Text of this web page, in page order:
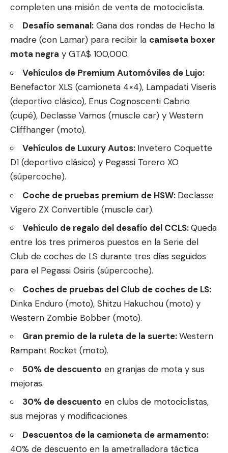
completen una misión de venta de motociclista.
Desafío semanal: Gana dos rondas de Hecho la
madre (con Lamar) para recibir la camiseta boxer
mota negra y GTA$ 100,000.
Vehículos de Premium Automóviles de Lujo:
Benefactor XLS (camioneta 4×4), Lampadati Viseris
(deportivo clásico), Enus Cognoscenti Cabrio
(cupé), Declasse Vamos (muscle car) y Western
Cliffhanger (moto).
Vehículos de Luxury Autos: Invetero Coquette
D1 (deportivo clásico) y Pegassi Torero XO
(súpercoche).
Coche de pruebas premium de HSW: Declasse
Vigero ZX Convertible (muscle car).
Vehículo de regalo del desafío del CCLS:Queda
entre los tres primeros puestos en la Serie del
Club de coches de LS durante tres días seguidos
para el Pegassi Osiris (súpercoche).
Coches de pruebas del Club de coches de LS:
Dinka Enduro (moto), Shitzu Hakuchou (moto) y
Western Zombie Bobber (moto).
Gran premio de la ruleta de la suerte:Western
Rampant Rocket (moto).
50% de descuento en granjas de mota y sus
mejoras.
30% de descuento en clubs de motociclistas,
sus mejoras y modificaciones.
Descuentos de la camioneta de armamento:
40% de descuento en la ametralladora táctica